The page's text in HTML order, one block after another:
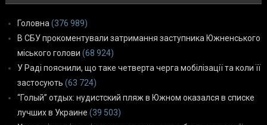
Головна (376 989)
В СБУ прокоментували затримання заступника Южненського
міського голови (68 924)
У Раді пояснили, що таке четверта черга мобілізації та коли її
застосують (63 724)
“Голый” отдых: нудистский пляж в Южном оказался в списке
лучших в Украине (39 503)